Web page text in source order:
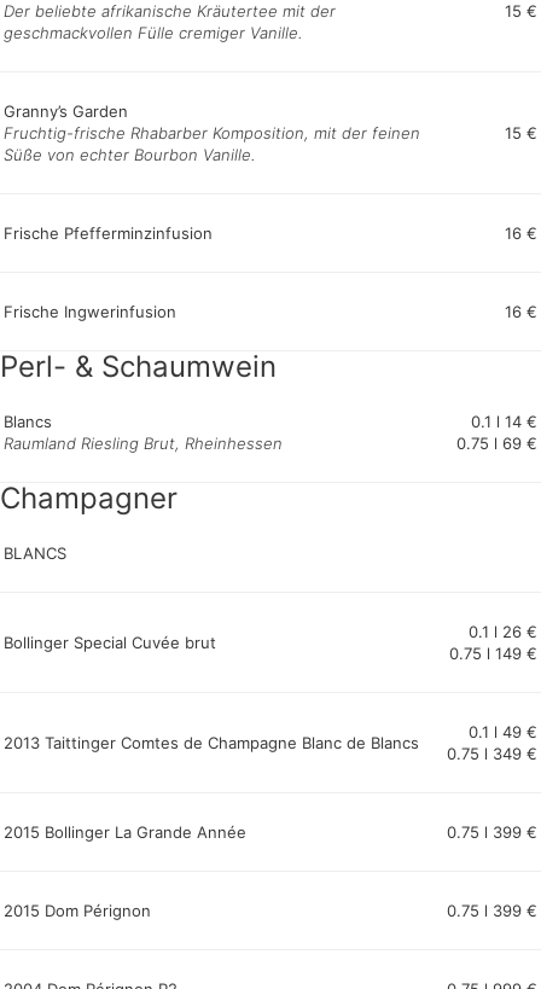
Der beliebte afrikanische Kräutertee mit der
geschmackvollen Fülle cremiger Vanille.
15 €
Granny’s Garden
Fruchtig-frische Rhabarber Komposition, mit der feinen
Süße von echter Bourbon Vanille.
15 €
Frische Pfefferminzinfusion 16 €
Frische Ingwerinfusion 16 €
Perl- & Schaumwein
Blancs
Raumland Riesling Brut, Rheinhessen
0.1 l 14 €
0.75 l 69 €
Champagner
BLANCS
Bollinger Special Cuvée brut
0.1 l 26 €
0.75 l 149 €
2013 Taittinger Comtes de Champagne Blanc de Blancs
0.1 l 49 €
0.75 l 349 €
2015 Bollinger La Grande Année 0.75 l 399 €
2015 Dom Pérignon 0.75 l 399 €